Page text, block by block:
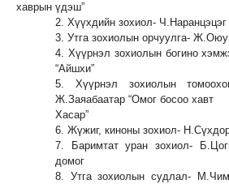
хаврын үдэш”
2. Хүүхдийн зохиол- Ч.Наранцэцэг
3. Утга зохиолын орчуулга-
4. Хүүрнэл зохиолын богино
“Айшхи”
5. Хүүрнэл зохиолын
Ж.Заяабаатар “Омог босоо хавт
Хасар”
6. Жүжиг, киноны зохиол-
7. Баримтат уран зохиол-
домог
8. Утга зохиолын судлал-